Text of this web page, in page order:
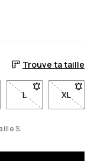
Trouve ta taille
L- Taille L non
XL
-
S.